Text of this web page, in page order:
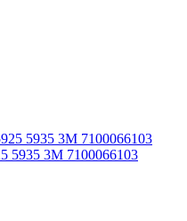
5935 3М 7100066103